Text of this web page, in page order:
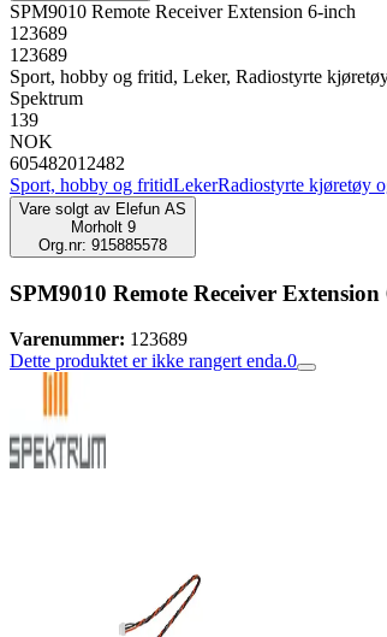
SPM9010 Remote Receiver Extension 6-inch
123689
123689
Sport, hobby og fritid, Leker, Radiostyrte
Spektrum
139
NOK
605482012482
Sport, hobby og fritidLekerRadiostyrte kjøretøy
Vare solgt av Elefun AS
Morholt 9
Org.nr: 915885578
SPM9010 Remote Receiver Extension
Varenummer: 123689
Dette produktet er ikke rangert enda.0